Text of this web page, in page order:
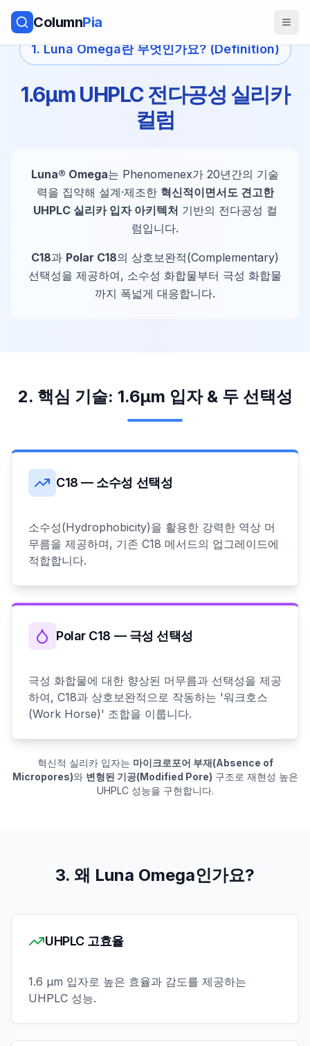
ColumnPia
1. Luna Omega란 무엇인가요? (Definition)
1.6µm UHPLC 전다공성 실리카
컬럼
Luna® Omega는 Phenomenex가 20년간의 기술
력을 집약해 설계·제조한 혁신적이면서도 견고한
UHPLC 실리카 입자 아키텍처 기반의 전다공성 컬
럼입니다.
C18과 Polar C18의 상호보완적(Complementary)
선택성을 제공하여, 소수성 화합물부터 극성 화합물
까지 폭넓게 대응합니다.
2. 핵심 기술: 1.6µm 입자 & 두 선택성
C18 — 소수성 선택성
소수성(Hydrophobicity)을 활용한 강력한 역상 머
무름을 제공하며, 기존 C18 메서드의 업그레이드에
적합합니다.
Polar C18 — 극성 선택성
극성 화합물에 대한 향상된 머무름과 선택성을 제공
하여, C18과 상호보완적으로 작동하는 '워크호스
(Work Horse)' 조합을 이룹니다.
혁신적 실리카 입자는 마이크로포어 부재(Absence of
Micropores)와 변형된 기공(Modified Pore) 구조로 재현성 높은
UHPLC 성능을 구현합니다.
3. 왜 Luna Omega인가요?
UHPLC 고효율
1.6 µm 입자로 높은 효율과 감도를 제공하는
UHPLC 성능.